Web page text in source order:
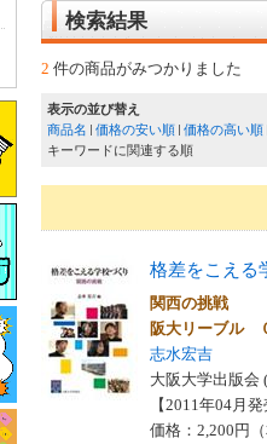
検索結果
2 件の商品がみつかりました
表示の並び替え
商品名
価格の安い順 価格の高い順
キーワードに関連する順
格差をこえる
関西の挑戦
阪大リーブル
志水宏吉
大阪大学出版会
【2011年04月
価格：2,200円